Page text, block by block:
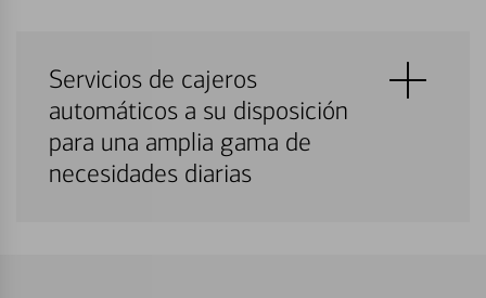
Servicios de cajeros
automáticos a su disposición
para una amplia gama de
necesidades diarias